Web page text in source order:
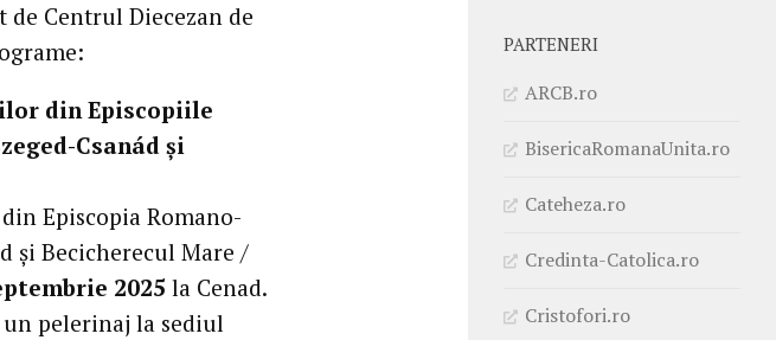
Centrul Diecezan de
din Episcopiile
Csanád și
Episcopia Romano-
și Becicherecul Mare /
2025 la Cenad.
pelerinaj la sediul
PARTENERI
ARCB.ro
BisericaRomanaUnita.ro
Cateheza.ro
Credinta-Catolica.ro
Cristofori.ro